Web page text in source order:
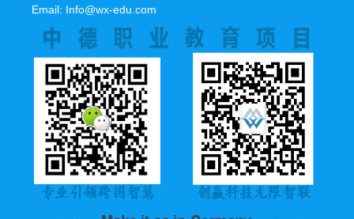
Email: Info@wx-edu.com